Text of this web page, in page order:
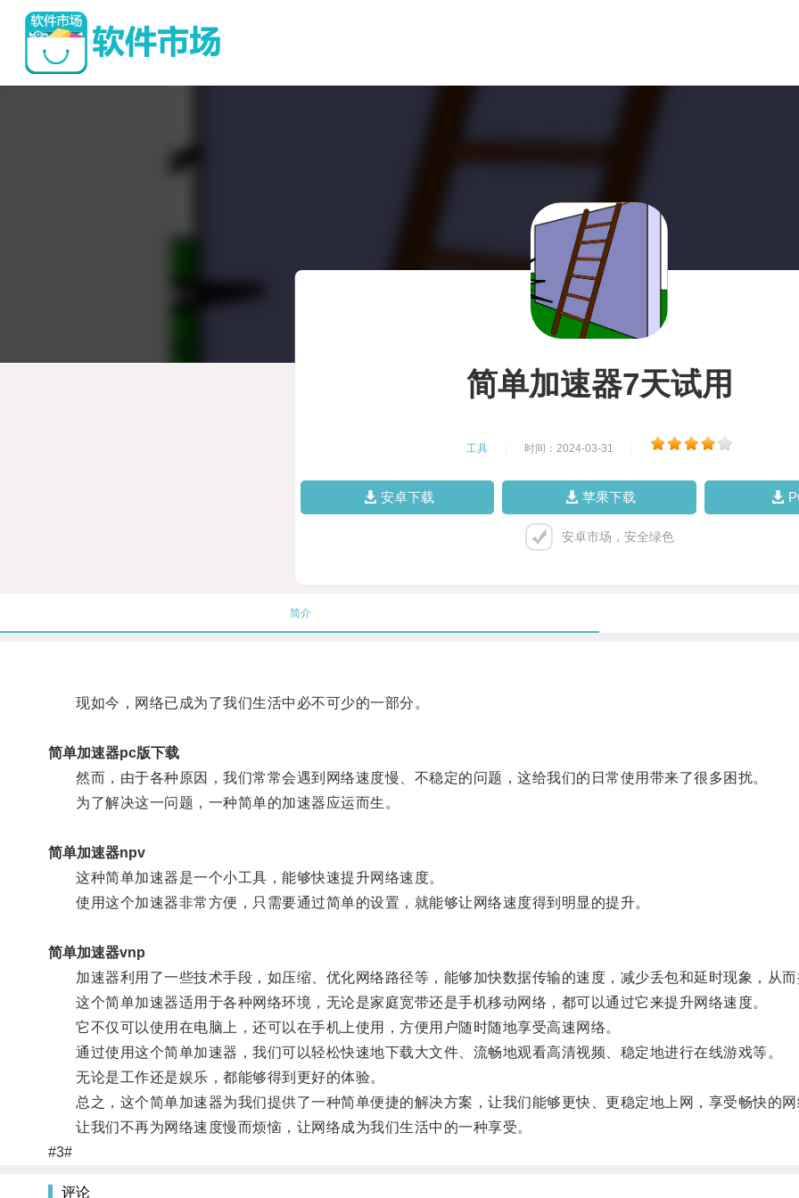
简单加速器7天试用
工具 时间：2024-03-31
安卓下载 苹果下载
安卓市场，安全绿色
简介
现如今，网络已成为了我们生活中必不可少的一部分。
简单加速器pc版下载
然而，由于各种原因，我们常常会遇到网络速度慢、不稳定的问题，这给我们的日常使用带来了很多困扰。
为了解决这一问题，一种简单的加速器应运而生。
简单加速器npv
这种简单加速器是一个小工具，能够快速提升网络速度。
使用这个加速器非常方便，只需要通过简单的设置，就能够让网络速度得到明显的提升。
简单加速器vnp
加速器利用了一些技术手段，如压缩、优化网络路径等，能够加快数据传输的速度，减少丢包和延时现象，从而
这个简单加速器适用于各种网络环境，无论是家庭宽带还是手机移动网络，都可以通过它来提升网络速度。
它不仅可以使用在电脑上，还可以在手机上使用，方便用户随时随地享受高速网络。
通过使用这个简单加速器，我们可以轻松快速地下载大文件、流畅地观看高清视频、稳定地进行在线游戏等。
无论是工作还是娱乐，都能够得到更好的体验。
总之，这个简单加速器为我们提供了一种简单便捷的解决方案，让我们能够更快、更稳定地上网，享受畅快的网
让我们不再为网络速度慢而烦恼，让网络成为我们生活中的一种享受。
#3#
评论